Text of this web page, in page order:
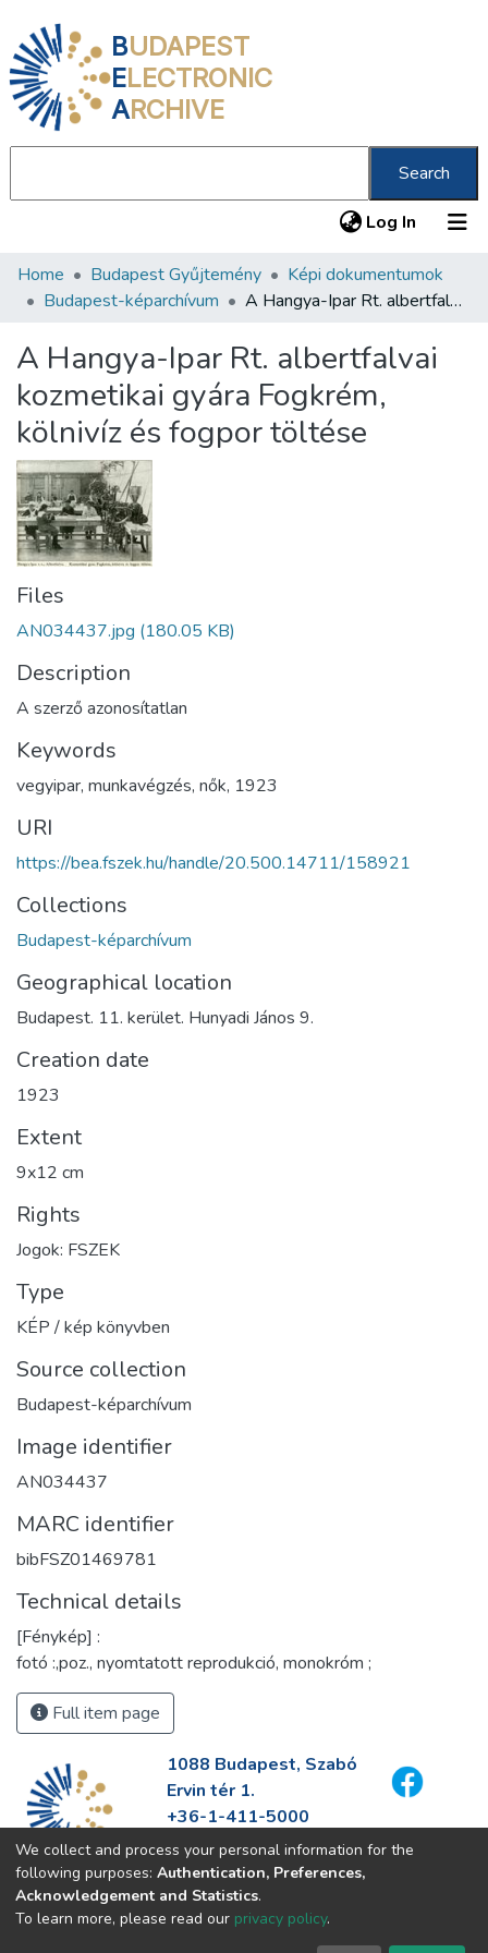
BUDAPEST
ELECTRONIC
ARCHIVE
Search
Log In (current)
Communities & Collections
Statistics
About us
Home Budapest Gyűjtemény
Képi dokumentumok
Budapest-képarchívum
A Hangya-Ipar Rt. albertfalvai kozmetikai gyára Fogkrém, kölnivíz és fogpor töltése
A Hangya-Ipar Rt. albertfalvai
kozmetikai gyára Fogkrém,
kölnivíz és fogpor töltése
Files
AN034437.jpg (180.05 KB)
Description
A szerző azonosítatlan
Keywords
vegyipar, munkavégzés, nők, 1923
URI
https://bea.fszek.hu/handle/20.500.14711/158921
Collections
Budapest-képarchívum
Geographical location
Budapest. 11. kerület. Hunyadi János 9.
Creation date
1923
Extent
9x12 cm
Rights
Jogok: FSZEK
Type
KÉP / kép könyvben
Source collection
Budapest-képarchívum
Image identifier
AN034437
MARC identifier
bibFSZ01469781
Technical details
[Fénykép] :
fotó :,poz., nyomtatott reprodukció, monokróm ;
Full item page
1088 Budapest, Szabó
Ervin tér 1.
+36-1-411-5000
info@fszek.hu
https://fszek.hu
We collect and process your personal information for the
following purposes: Authentication, Preferences,
Acknowledgement and Statistics.
To learn more, please read our privacy policy.